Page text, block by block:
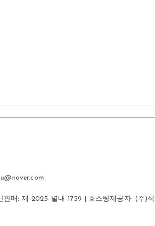
판매: 제-2025-별내-1759 | 호스팅제공자: (주)